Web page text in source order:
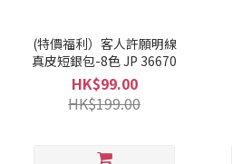
(特價福利）客人許願明線
真皮短銀包-8色 JP 36670
HK$99.00
HK$199.00